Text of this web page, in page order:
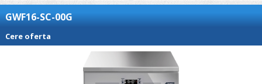
GWF16-SC-00G
Cere oferta